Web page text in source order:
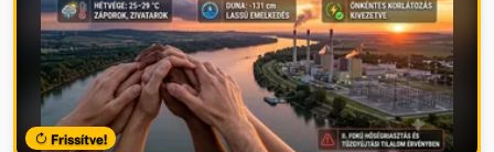
Frissítve!